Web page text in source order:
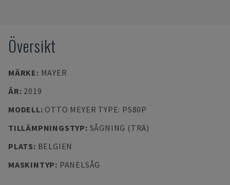
Översikt
MÄRKE: MAYER
ÅR: 2019
MODELL: OTTO MEYER TYPE: PS80P
TILLÄMPNINGSTYP: SÅGNING (TRÄ)
PLATS: BELGIEN
MASKINTYP: PANELSÅG